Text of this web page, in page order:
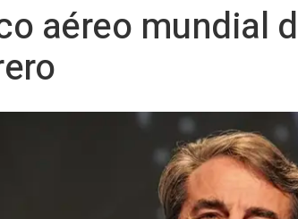
aéreo mundial